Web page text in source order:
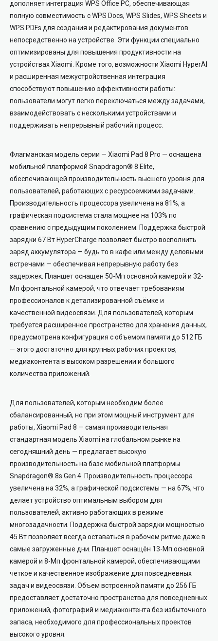
дополняет интеграция WPS Office PC, обеспечивающая
полную совместимость с WPS Docs, WPS Slides, WPS Sheets и
WPS PDFs для создания и редактирования документов
непосредственно на устройстве. Эти функции специально
оптимизированы для повышения продуктивности на
устройствах Xiaomi. Кроме того, возможности Xiaomi HyperAI
и расширенная межустройственная интеграция
способствуют повышению эффективности работы:
пользователи могут легко переключаться между задачами,
взаимодействовать с несколькими устройствами и
поддерживать непрерывный рабочий процесс.
Флагманская модель серии — Xiaomi Pad 8 Pro — оснащена
мобильной платформой Snapdragon® 8 Elite,
обеспечивающей производительность высшего уровня для
пользователей, работающих с ресурсоемкими задачами.
Производительность процессора увеличена на 81%, а
графическая подсистема стала мощнее на 103% по
сравнению с предыдущим поколением. Поддержка быстрой
зарядки 67 Вт HyperCharge позволяет быстро восполнить
заряд аккумулятора — будь то в кафе или между деловыми
встречами — обеспечивая непрерывную работу без
задержек. Планшет оснащен 50-Мп основной камерой и 32-
Мп фронтальной камерой, что отвечает требованиям
профессионалов к детализированной съёмке и
качественной видеосвязи. Для пользователей, которым
требуется расширенное пространство для хранения данных,
предусмотрена конфигурация с объемом памяти до 512 ГБ
— этого достаточно для крупных рабочих проектов,
медиаконтента в высоком разрешении и большого
количества приложений.
Для пользователей, которым необходим более
сбалансированный, но при этом мощный инструмент для
работы, Xiaomi Pad 8 — самая производительная
стандартная модель Xiaomi на глобальном рынке на
сегодняшний день — предлагает высокую
производительность на базе мобильной платформы
Snapdragon® 8s Gen 4. Производительность процессора
увеличена на 32%, а графической подсистемы — на 67%, что
делает устройство оптимальным выбором для
пользователей, активно работающих в режиме
многозадачности. Поддержка быстрой зарядки мощностью
45 Вт позволяет всегда оставаться в рабочем ритме даже в
самые загруженные дни. Планшет оснащён 13-Мп основной
камерой и 8-Мп фронтальной камерой, обеспечивающими
четкое и качественное изображение для повседневных
задач и видеосвязи. Объем встроенной памяти до 256 ГБ
предоставляет достаточно пространства для повседневных
приложений, фотографий и медиаконтента без избыточного
запаса, необходимого для профессиональных проектов
высокого уровня.